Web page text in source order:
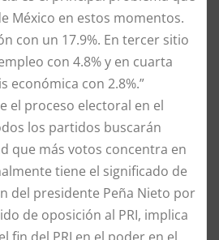
México en estos momentos.
con un 17.9%. En tercer sitio
con 4.8% y en cuarta
económica con 2.8%.”
el proceso electoral en el
los partidos buscarán
que más votos concentra en
tiene el significado de
del presidente Peña Nieto por
de oposición al PRI, implica
fin del PRI en el poder en el